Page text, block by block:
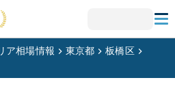
ア相場情報 東京都
板橋区